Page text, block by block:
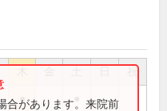
祝
●
合があります。来院前